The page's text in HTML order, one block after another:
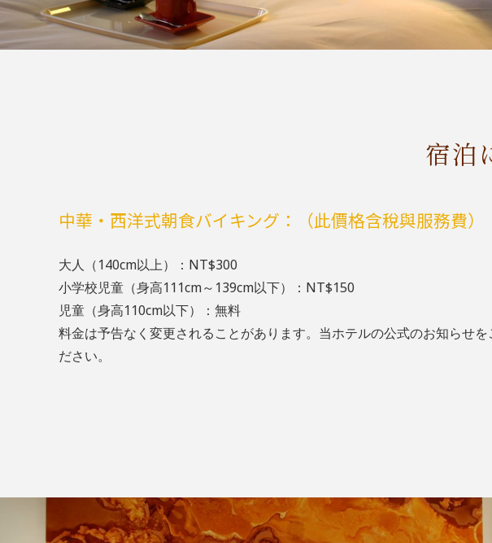
宿泊
中華・西洋式朝食バイキング：（此價格含稅與服務費）
大人（140cm以上）：NT$300
小学校児童（身高111cm～139cm以下）：NT$150
児童（身高110cm以下）：無料
料金は予告なく変更されることがあります。当ホテルの公式のお知らせを
ださい。